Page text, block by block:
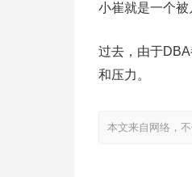
小崔就是一个被
过去，由于
和压力。
本文来自网络，